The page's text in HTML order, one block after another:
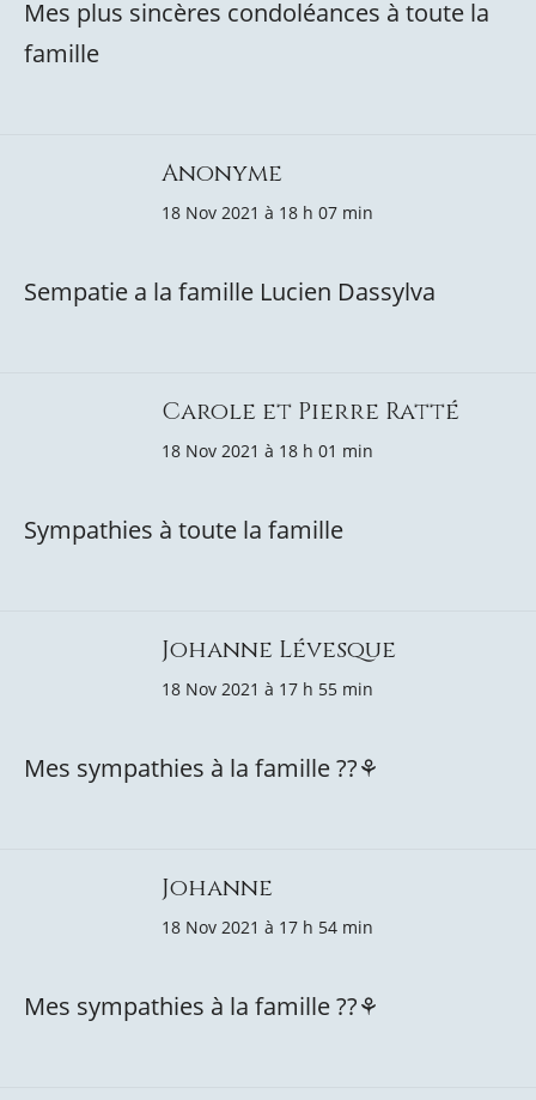
Mes plus sincères condoléances à toute la
famille
Anonyme
18 Nov 2021 à 18 h 07 min
Sempatie a la famille Lucien Dassylva
Carole et Pierre Ratté
18 Nov 2021 à 18 h 01 min
Sympathies à toute la famille
Johanne Lévesque
18 Nov 2021 à 17 h 55 min
Mes sympathies à la famille ??⚘
Johanne
18 Nov 2021 à 17 h 54 min
Mes sympathies à la famille ??⚘